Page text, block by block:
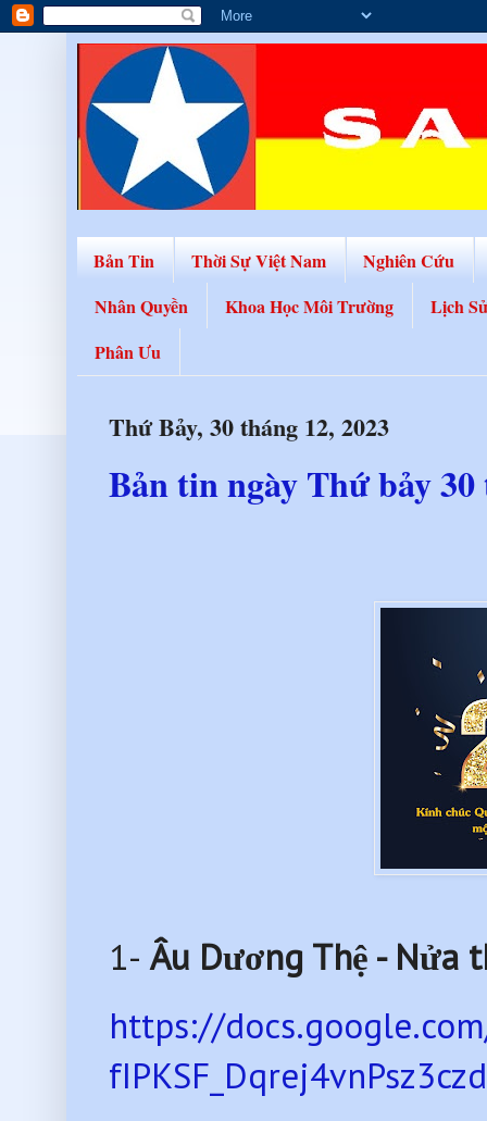
Bản Tin Thời Sự Việt Nam
Nghiên Cứu
Nhân Quyền
Khoa Học Môi Trường
Lịch
Phân Ưu
Thứ Bảy, 30 tháng 12, 2023
Bản tin ngày Thứ bảy
1- Âu Dương Thệ - Nửa
https://